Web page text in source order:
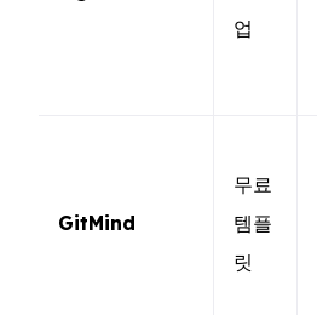
업
GitMind
무료
템플
릿